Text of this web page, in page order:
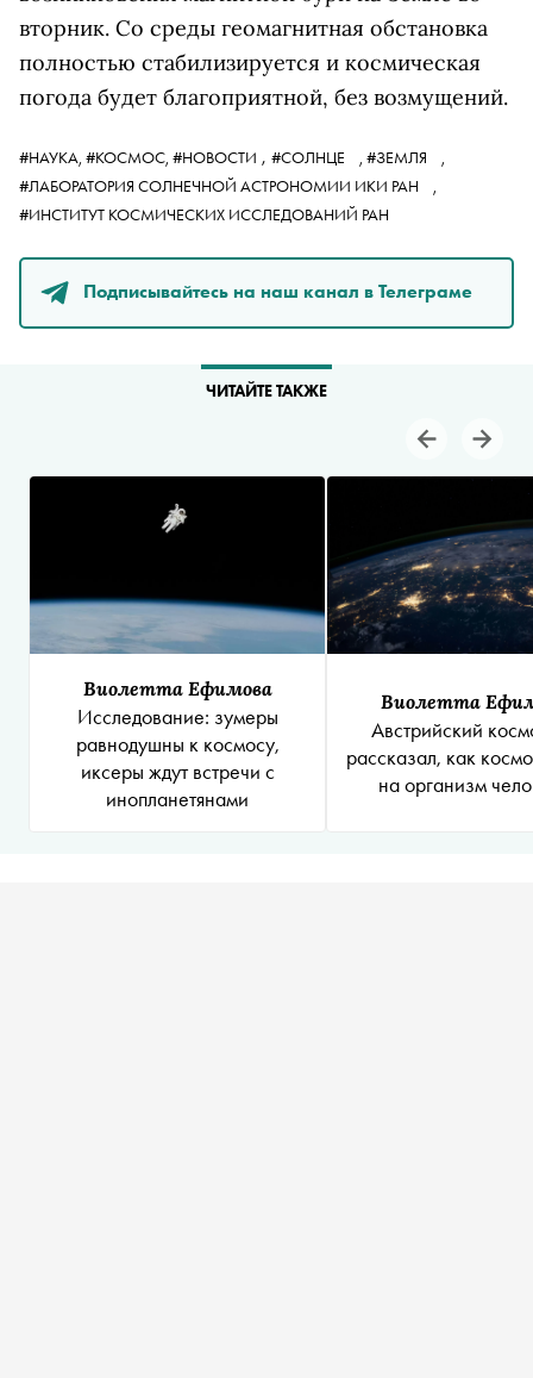
вторник. Со среды геомагнитная обстановка
полностью стабилизируется и космическая
погода будет благоприятной, без возмущений.
#НАУКА, #КОСМОС, #НОВОСТИ , #СОЛНЦЕ , #ЗЕМЛЯ
,
#ЛАБОРАТОРИЯ СОЛНЕЧНОЙ АСТРОНОМИИ ИКИ РАН
,
#ИНСТИТУТ КОСМИЧЕСКИХ ИССЛЕДОВАНИЙ РАН
Подписывайтесь на наш канал в Телеграме
ЧИТАЙТЕ ТАКЖЕ
Виолетта Ефимова
Исследование: зумеры
равнодушны к космосу,
иксеры ждут встречи с
инопланетянами
Виолетта
Австрийский
рассказал, как
на организм